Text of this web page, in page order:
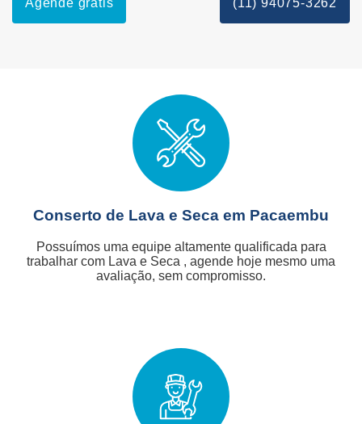
Agende gratis (11) 94075-3262
Conserto de Lava e Seca em Pacaembu
Possuímos uma equipe altamente qualificada para
trabalhar com Lava e Seca , agende hoje mesmo uma
avaliação, sem compromisso.